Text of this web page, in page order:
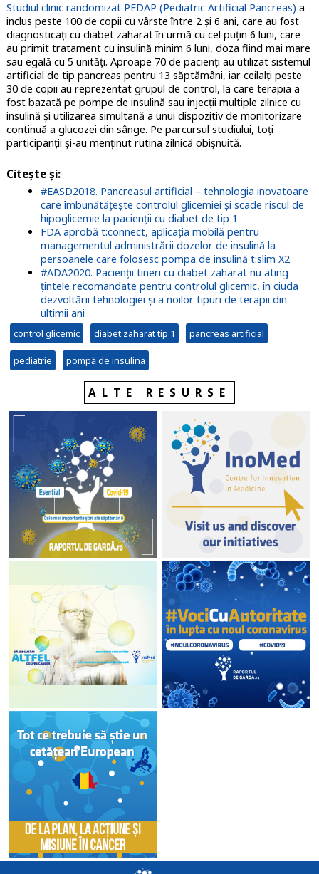
Studiul clinic randomizat PEDAP (Pediatric Artificial Pancreas) a
inclus peste 100 de copii cu vârste între 2 și 6 ani, care au fost
diagnosticaţi cu diabet zaharat în urmă cu cel puţin 6 luni, care
au primit tratament cu insulină minim 6 luni, doza fiind mai mare
sau egală cu 5 unităţi. Aproape 70 de pacienţi au utilizat sistemul
artificial de tip pancreas pentru 13 săptămâni, iar ceilalți peste
30 de copii au reprezentat grupul de control, la care terapia a
fost bazată pe pompe de insulină sau injecţii multiple zilnice cu
insulină şi utilizarea simultană a unui dispozitiv de monitorizare
continuă a glucozei din sânge. Pe parcursul studiului, toți
participanții și-au menținut rutina zilnică obișnuită.
Citeşte şi:
#EASD2018. Pancreasul artificial – tehnologia inovatoare
care îmbunătățește controlul glicemiei și scade riscul de
hipoglicemie la pacienții cu diabet de tip 1
FDA aprobă t:connect, aplicația mobilă pentru
managementul administrării dozelor de insulină la
persoanele care folosesc pompa de insulină t:slim X2
#ADA2020. Pacienții tineri cu diabet zaharat nu ating
țintele recomandate pentru controlul glicemic, în ciuda
dezvoltării tehnologiei și a noilor tipuri de terapii din
ultimii ani
control glicemic diabet zaharat tip 1 pancreas artificial
pediatrie pompă de insulina
ALTE RESURSE